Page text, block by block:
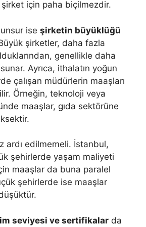
için paha biçilmezdir.
ise şirketin büyüklüğü
şirketler, daha fazla
genellikle daha
Ayrıca, ithalatın yoğun
çalışan müdürlerin maaşları
Örneğin, teknoloji veya
maaşlar, gıda sektörüne
ardı edilmemeli. İstanbul,
şehirlerde yaşam maliyeti
maaşlar da buna paralel
şehirlerde ise maaşlar
seviyesi ve sertifikalar da